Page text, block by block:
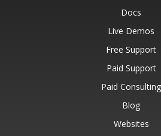
Docs
Live Demos
Free Support
Paid Support
Paid Consulting
Blog
Websites